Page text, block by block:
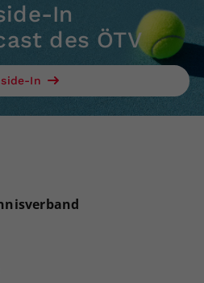
In
des ÖTV
In